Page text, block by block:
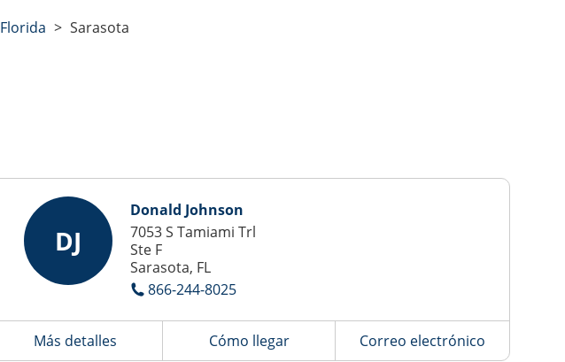
Florida > Sarasota
DJ
Donald Johnson
7053 S Tamiami Trl
Ste F
Sarasota, FL
866-244-8025
Más detalles Cómo llegar Correo electrónico